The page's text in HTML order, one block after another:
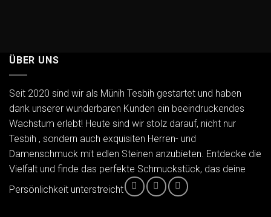
ÜBER UNS
Seit 2020 sind wir als Münih Tesbih gestartet und haben
dank unserer wunderbaren Kunden ein beeindruckendes
Wachstum erlebt! Heute sind wir stolz darauf, nicht nur
Tesbih , sondern auch exquisiten Herren- und
Damenschmuck mit edlen Steinen anzubieten. Entdecke die
Vielfalt und finde das perfekte Schmuckstück, das deine
Persönlichkeit unterstreicht